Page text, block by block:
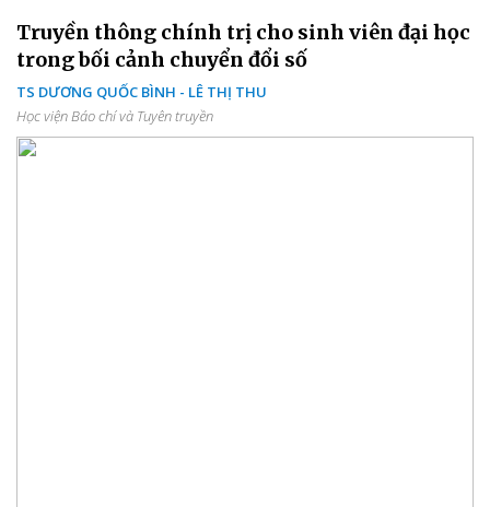
Truyền thông chính trị cho sinh viên đại học
trong bối cảnh chuyển đổi số
TS DƯƠNG QUỐC BÌNH - LÊ THỊ THU
Học viện Báo chí và Tuyên truyền